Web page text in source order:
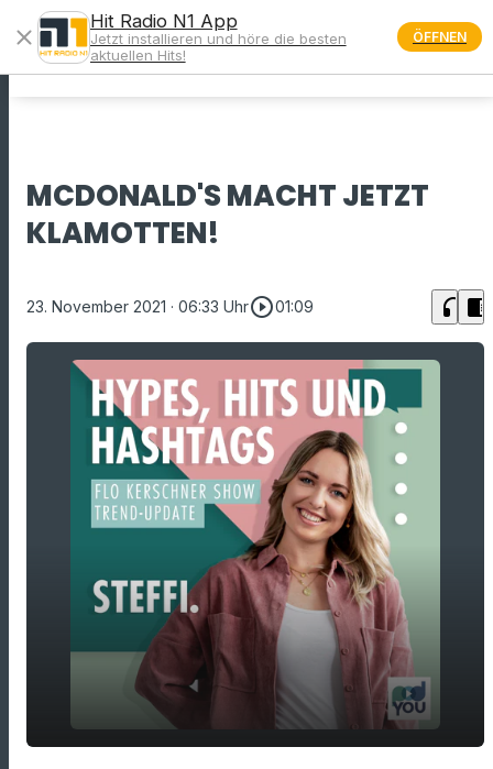
menu
MCDONALD'S MACHT JETZT
KLAMOTTEN!
23. November 2021 · 06:33 Uhrplay_circle_outline01:09 headphones chrome_reader_mode
close
Hit Radio N1 App
Jetzt installieren und höre die besten
aktuellen Hits!
ÖFFNEN